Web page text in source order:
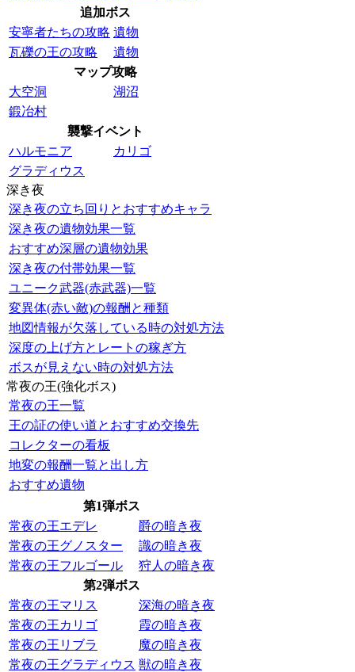
追加ボス
安寧者たちの攻略 遺物
瓦礫の王の攻略
遺物
マップ攻略
大空洞
湖沼
鍛冶村
襲撃イベント
ハルモニア
カリゴ
グラディウス
深き夜
深き夜の立ち回りとおすすめキャラ
深き夜の遺物効果一覧
おすすめ深層の遺物効果
深き夜の付帯効果一覧
ユニーク武器(赤武器)一覧
変異体(赤い敵)の報酬と種類
地図情報が欠落している時の対処方法
深度の上げ方とレートの稼ぎ方
ボスが見えない時の対処方法
常夜の王(強化ボス)
常夜の王一覧
王の証の使い道とおすすめ交換先
コレクターの看板
地変の報酬一覧と出し方
おすすめ遺物
第1弾ボス
常夜の王エデレ
爵の暗き夜
常夜の王グノスター
識の暗き夜
常夜の王フルゴール
狩人の暗き夜
第2弾ボス
常夜の王マリス
深海の暗き夜
常夜の王カリゴ
霞の暗き夜
常夜の王リブラ
魔の暗き夜
常夜の王グラディウス 獣の暗き夜